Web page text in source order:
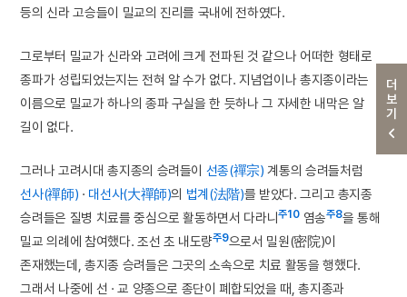
더보기
등의 신라 고승들이 밀교의 진리를 국내에 전하였다.
그로부터 밀교가 신라와 고려에 크게 전파된 것 같으나 어떠한 형태로
종파가 성립되었는지는 전혀 알 수가 없다. 지념업이나 총지종이라는
이름으로 밀교가 하나의 종파 구실을 한 듯하나 그 자세한 내막은 알
길이 없다.
그러나 고려시대 총지종의 승려들이 선종(禪宗) 계통의 승려들처럼
선사(禪師) · 대선사(大禪師)의 법계(法階)를 받았다. 그리고 총지종
승려들은 질병 치료를 중심으로 활동하면서 다라니주10염송주8을 통해
밀교 의례에 참여했다. 조선 초 내도량주9으로서 밀원(密院)이
존재했는데, 총지종 승려들은 그곳의 소속으로 치료 활동을 행했다.
그래서 나중에 선 · 교 양종으로 종단이 폐합되었을 때, 총지종과